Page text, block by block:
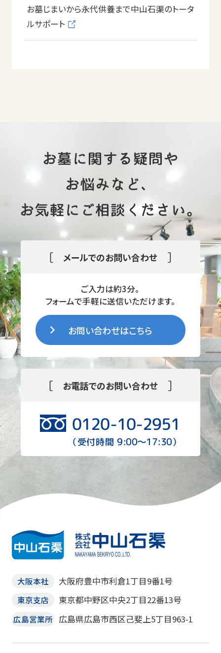
霊園・墓地はありません。
お墓じまいから永代供養まで中山石渠のトータ
ルサポート
お墓に関する疑問や
お悩みなど、
お気軽にご相談ください。
[ メールでのお問い合わせ ]
ご入力は約3分。
フォームで手軽に送信いただけます。
お問い合わせはこちら
[ お電話でのお問い合わせ ]
0120-10-2951
（受付時間9:00〜17:30）
大阪本社 大阪府豊中市利倉1丁目9番1号
東京支店 東京都中野区中央2丁目22番13号
広島営業所 広島県広島市西区己斐上5丁目963-1